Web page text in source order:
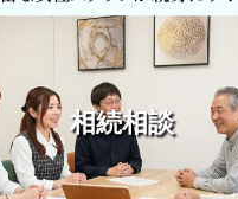
相続相談